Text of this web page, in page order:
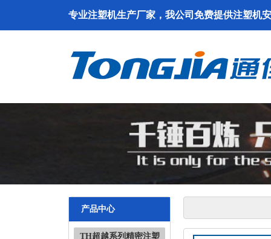
专业注塑机生产厂家，我公司免费提供注塑机
产品中心
TH超越系列精密注塑